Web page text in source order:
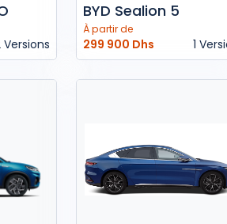
Versions
BYD Sealion 5
À partir de
299 900 Dhs 1